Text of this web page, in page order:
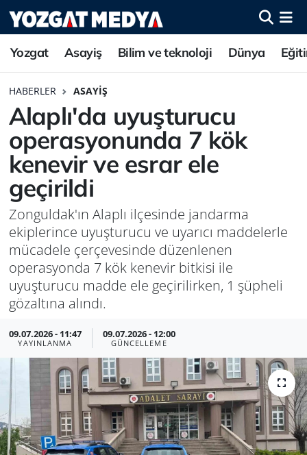
Yozgat Asayiş Bilim ve teknoloji Dünya
HABERLER ASAYIŞ
Alaplı'da uyuşturucu
operasyonunda 7 kök
kenevir ve esrar ele
geçirildi
Zonguldak'ın Alaplı ilçesinde jandarma
ekiplerince uyuşturucu ve uyarıcı maddelerle
mücadele çerçevesinde düzenlenen
operasyonda 7 kök kenevir bitkisi ile
uyuşturucu madde ele geçirilirken, 1 şüpheli
gözaltına alındı.
09.07.2026 - 11:47
YAYINLANMA
09.07.2026 - 12:00
GÜNCELLEME